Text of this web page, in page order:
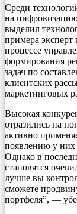
Среди
на
выделил
примера
процессе
формирования
задач по
клиентских
маркетинговых
Высокая
отразились на
активно
появлению у
Однако в
становятся
лучше вы
сможете
портфеля”, —